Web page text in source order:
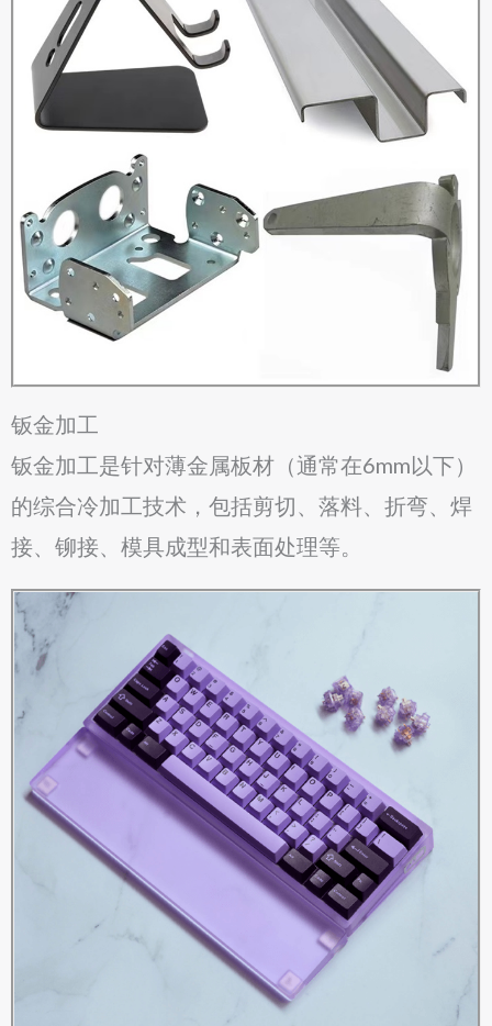
钣金加工
钣金加工是针对薄金属板材（通常在6mm以下）
的综合冷加工技术，包括剪切、落料、折弯、焊
接、铆接、模具成型和表面处理等。